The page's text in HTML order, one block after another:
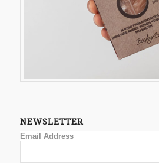
NEWSLETTER
Email Address